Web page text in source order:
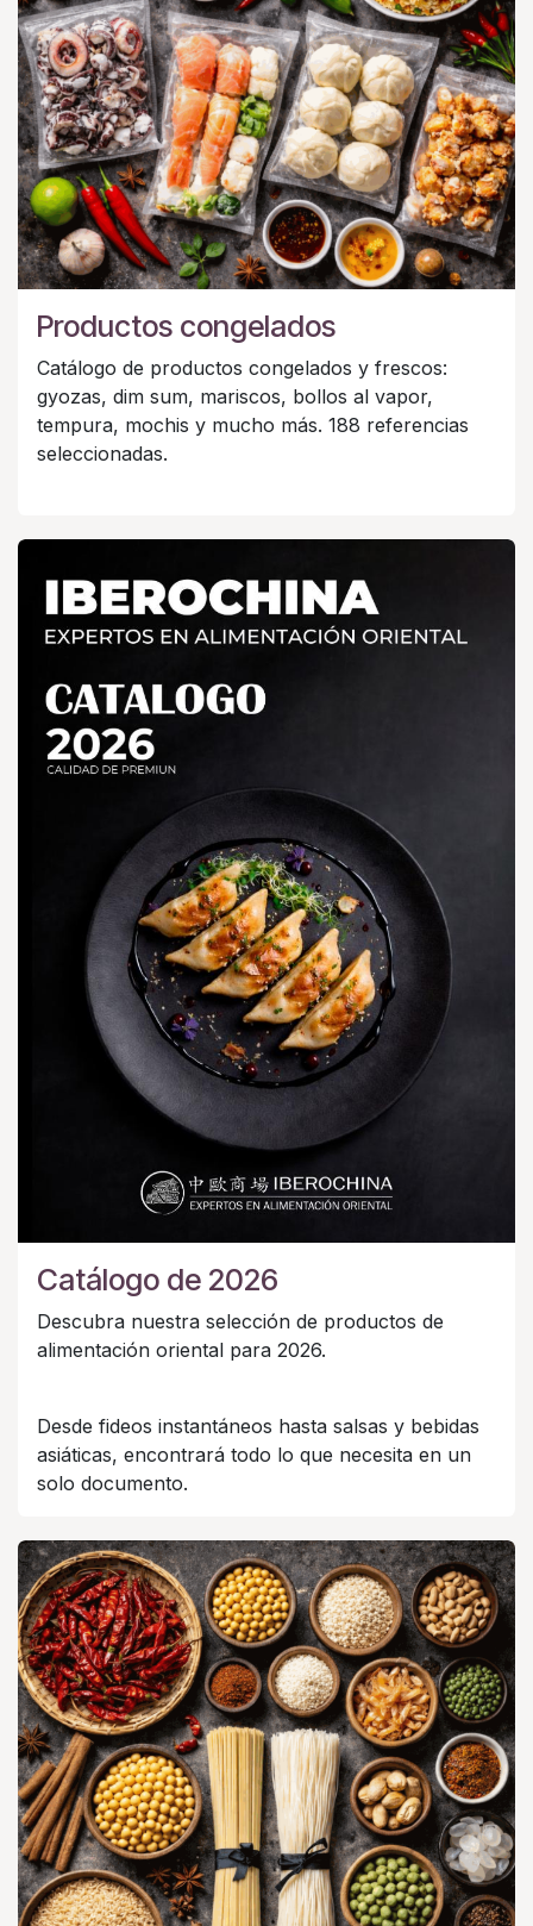
Productos congelados
Catálogo de productos congelados y frescos:
gyozas, dim sum, mariscos, bollos al vapor,
tempura, mochis y mucho más. 188 referencias
seleccionadas.
Catálogo de 2026
Descubra nuestra selección de productos de
alimentación oriental para 2026.
Desde fideos instantáneos hasta salsas y bebidas
asiáticas, encontrará todo lo que necesita en un
solo documento.